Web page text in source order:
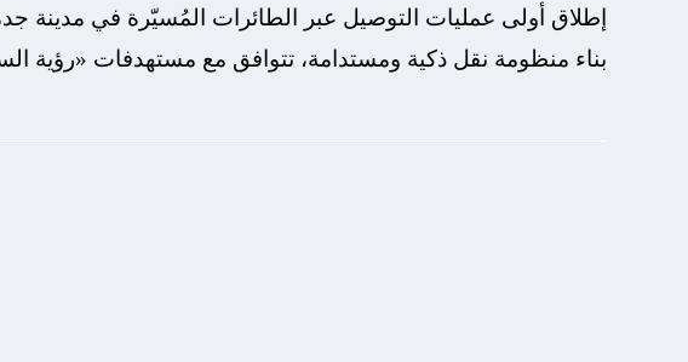
إطلاق أولى عمليات التوصيل عبر الطائرات المُسيّرة في مدينة
بناء منظومة نقل ذكية ومستدامة، تتوافق مع مستهدفات «رؤية السعودية 2030» لجعل